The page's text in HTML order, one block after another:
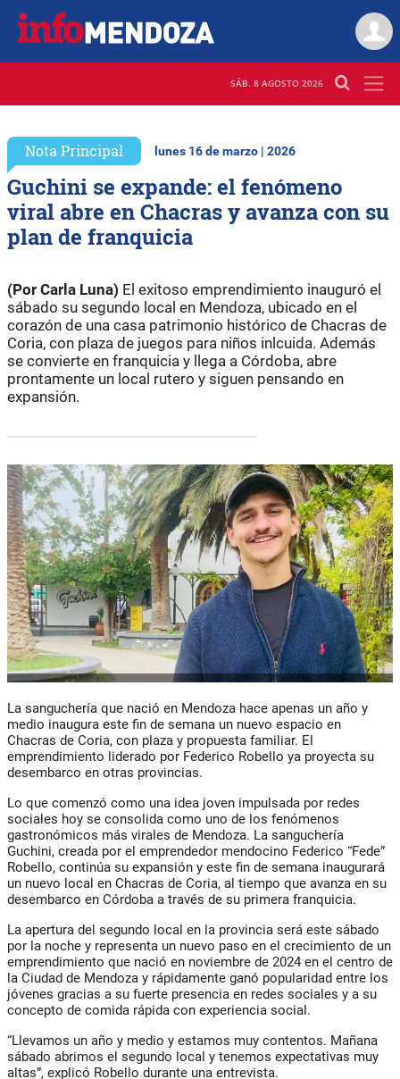
SÁB. 8 AGOSTO 2026
Nota Principal lunes 16 de marzo | 2026
Guchini se expande: el fenómeno
viral abre en Chacras y avanza con su
plan de franquicia
(Por Carla Luna) El exitoso emprendimiento inauguró el
sábado su segundo local en Mendoza, ubicado en el
corazón de una casa patrimonio histórico de Chacras de
Coria, con plaza de juegos para niños inlcuida. Además
se convierte en franquicia y llega a Córdoba, abre
prontamente un local rutero y siguen pensando en
expansión.
La sanguchería que nació en Mendoza hace apenas un año y
medio inaugura este fin de semana un nuevo espacio en
Chacras de Coria, con plaza y propuesta familiar. El
emprendimiento liderado por Federico Robello ya proyecta su
desembarco en otras provincias.
Lo que comenzó como una idea joven impulsada por redes
sociales hoy se consolida como uno de los fenómenos
gastronómicos más virales de Mendoza. La sanguchería
Guchini, creada por el emprendedor mendocino Federico “Fede”
Robello, continúa su expansión y este fin de semana inaugurará
un nuevo local en Chacras de Coria, al tiempo que avanza en su
desembarco en Córdoba a través de su primera franquicia.
La apertura del segundo local en la provincia será este sábado
por la noche y representa un nuevo paso en el crecimiento de un
emprendimiento que nació en noviembre de 2024 en el centro de
la Ciudad de Mendoza y rápidamente ganó popularidad entre los
jóvenes gracias a su fuerte presencia en redes sociales y a su
concepto de comida rápida con experiencia social.
“Llevamos un año y medio y estamos muy contentos. Mañana
sábado abrimos el segundo local y tenemos expectativas muy
altas”, explicó Robello durante una entrevista.